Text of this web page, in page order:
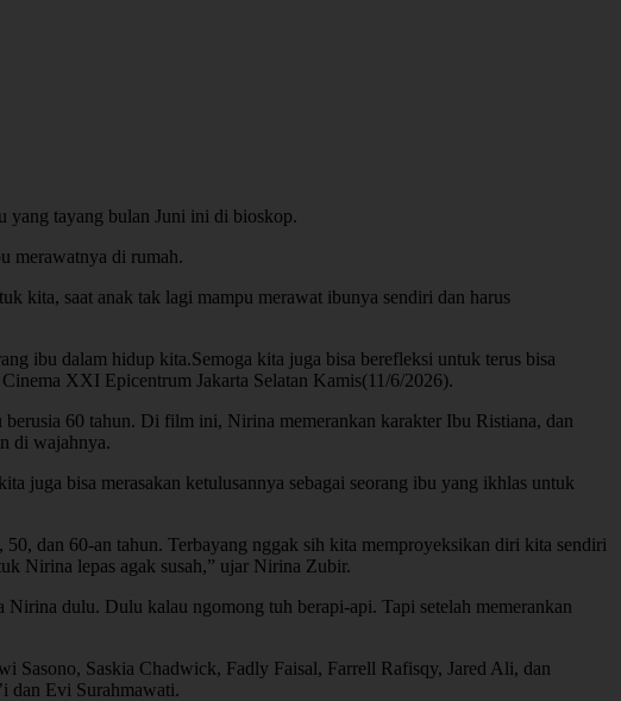
yang tayang bulan Juni ini di bioskop.
merawatnya di rumah.
kita, saat anak tak lagi mampu merawat ibunya sendiri dan harus
ibu dalam hidup kita.Semoga kita juga bisa berefleksi untuk terus bisa
XXI Epicentrum Jakarta Selatan Kamis(11/6/2026).
60 tahun. Di film ini, Nirina memerankan karakter Ibu Ristiana, dan
di wajahnya.
juga bisa merasakan ketulusannya sebagai seorang ibu yang ikhlas untuk
dan 60-an tahun. Terbayang nggak sih kita memproyeksikan diri kita sendiri
Nirina lepas agak susah,” ujar Nirina Zubir.
dulu. Dulu kalau ngomong tuh berapi-api. Tapi setelah memerankan
Saskia Chadwick, Fadly Faisal, Farrell Rafisqy, Jared Ali, dan
dan Evi Surahmawati.